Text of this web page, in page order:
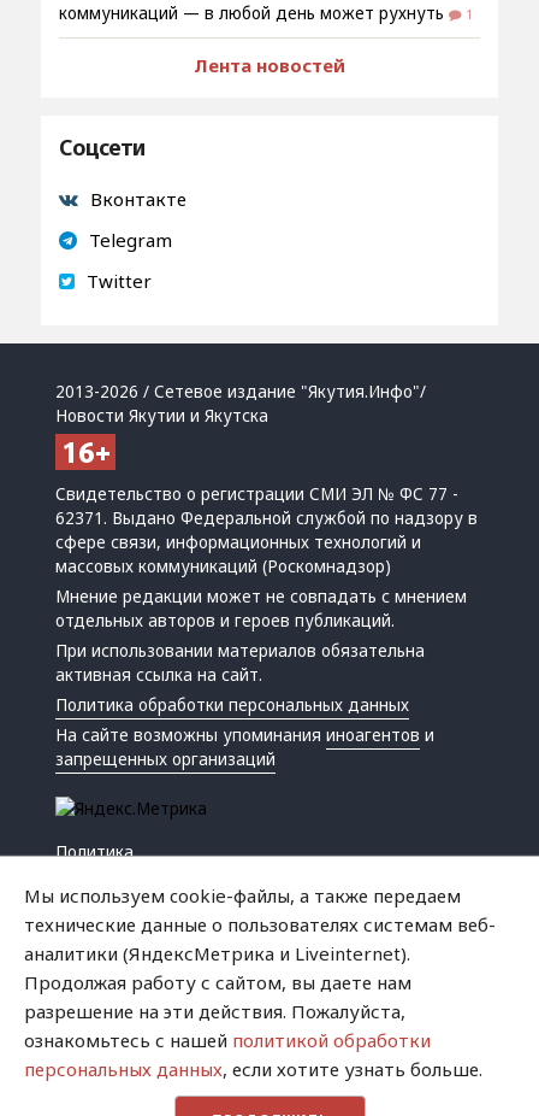
коммуникаций — в любой день может рухнуть
1
Лента новостей
Соцсети
Вконтакте
Telegram
Twitter
2013-2026 / Сетевое издание "Якутия.Инфо"/
Новости Якутии и Якутска
Свидетельство о регистрации СМИ ЭЛ № ФС 77 -
62371. Выдано Федеральной службой по надзору в
сфере связи, информационных технологий и
массовых коммуникаций (Роскомнадзор)
Мнение редакции может не совпадать с мнением
отдельных авторов и героев публикаций.
При использовании материалов обязательна
активная ссылка на сайт.
Политика обработки персональных данных
На сайте возможны упоминанияиноагентов и
запрещенных организаций
Политика
Криминал
Успех
Хватит это терпеть
Мы используем cookie-файлы, а также передаем
технические данные о пользователях системам веб-
аналитики (ЯндексМетрика и Liveinternet).
Продолжая работу с сайтом, вы даете нам
разрешение на эти действия. Пожалуйста,
ознакомьтесь с нашей политикой обработки
персональных данных, если хотите узнать больше.